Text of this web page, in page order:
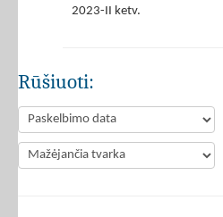
2023-II ketv.
Rūšiuoti: